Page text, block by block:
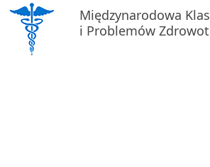
Międzynarodowa
i Problemów